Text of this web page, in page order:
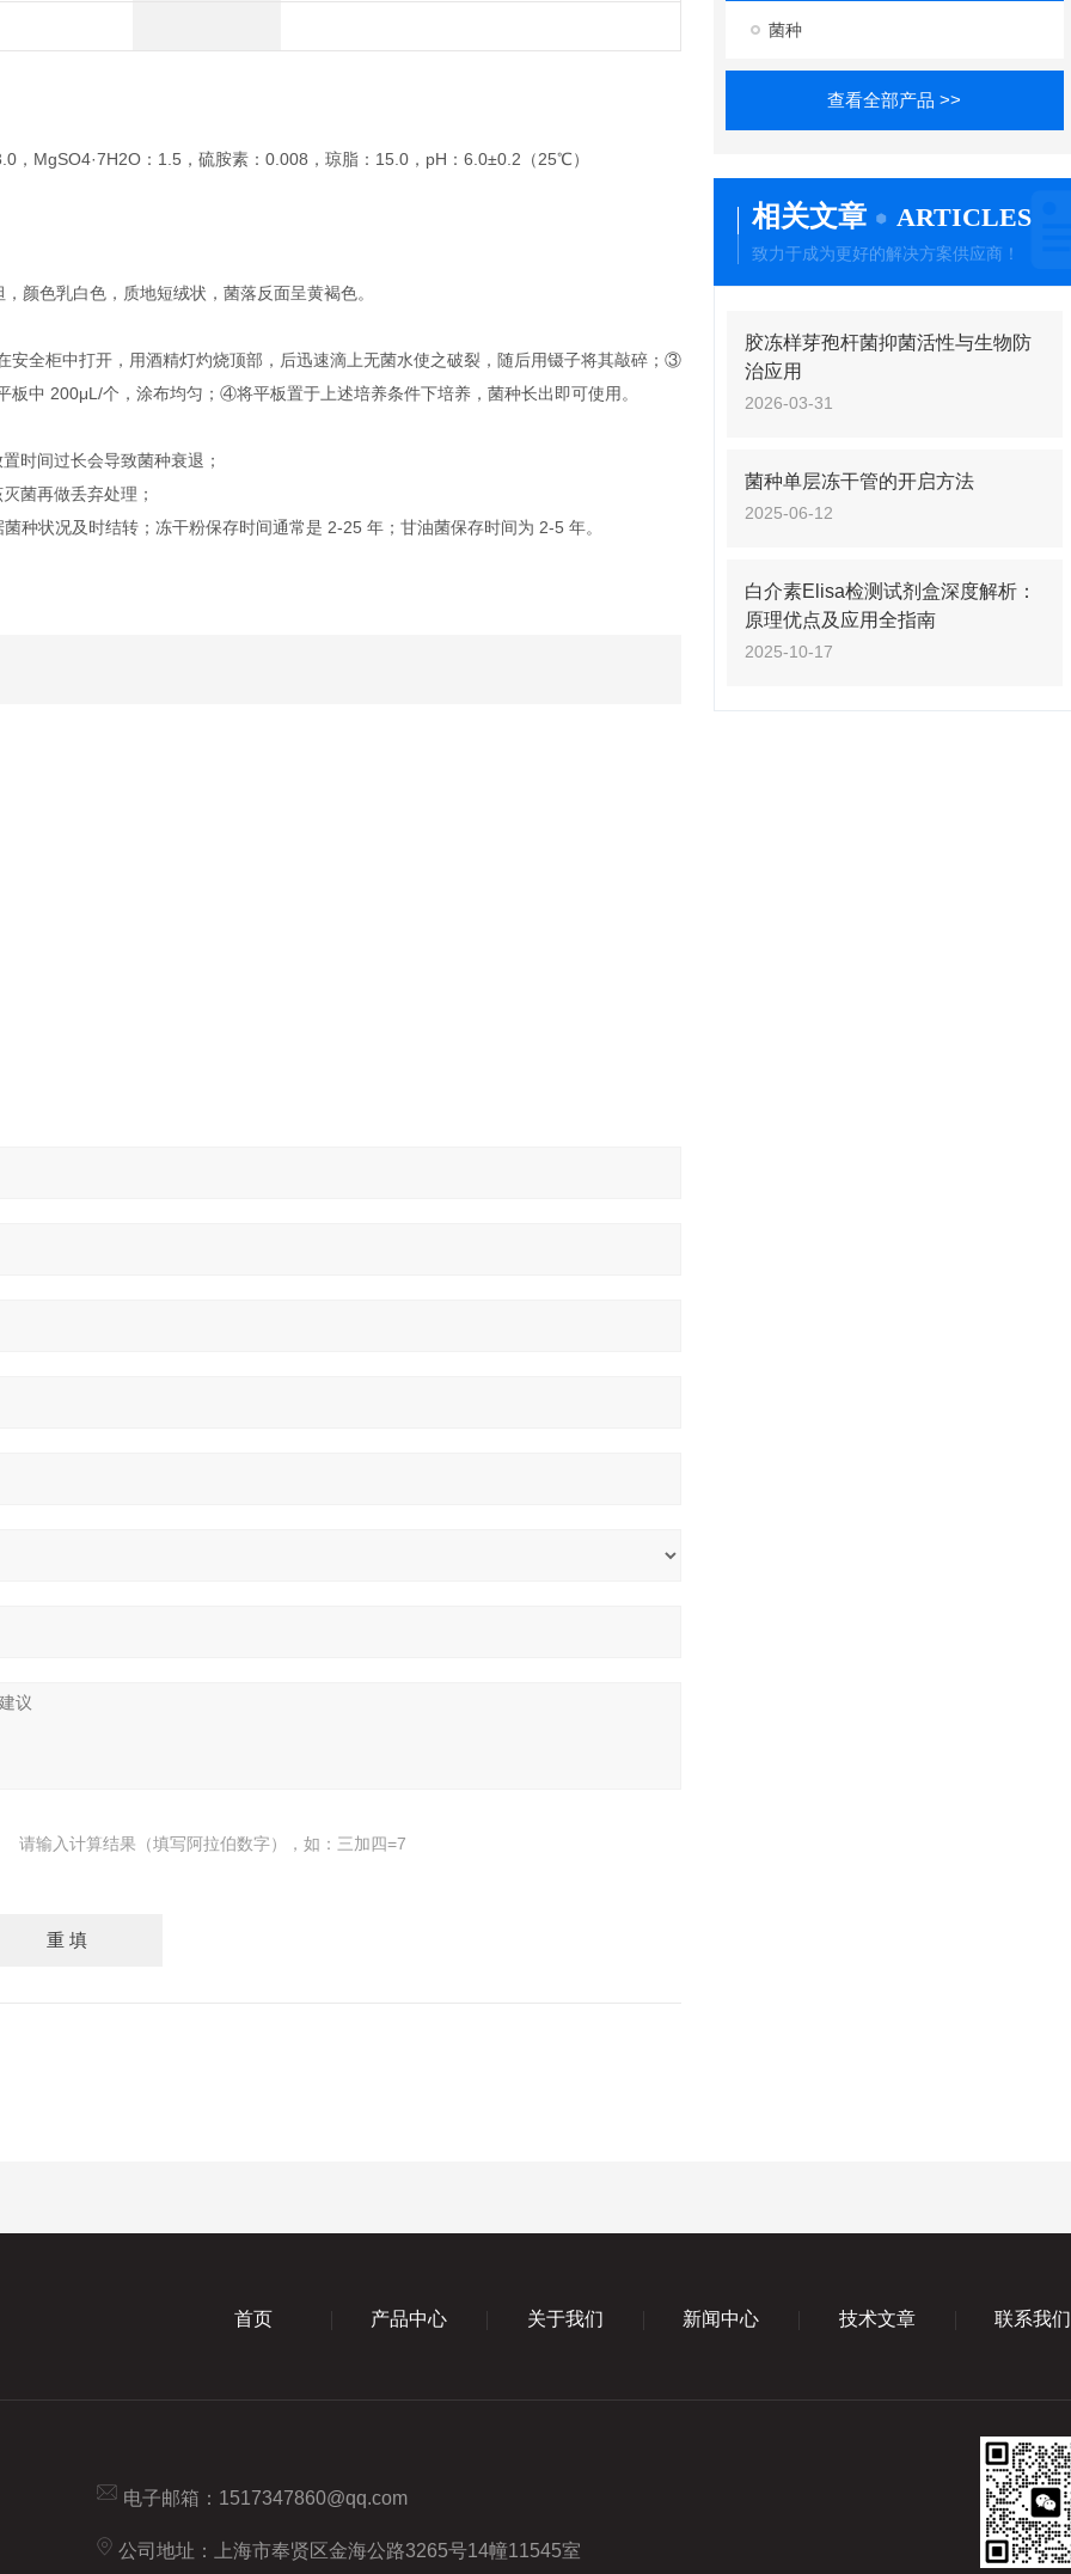
，MgSO4·7H2O：1.5，硫胺素：0.008，琼脂：15.0，pH：6.0±0.2（25℃）
颜色乳白色，质地短绒状，菌落反面呈黄褐色。
全柜中打开，用酒精灯灼烧顶部，后迅速滴上无菌水使之破裂，随后用镊子将其敲碎；③
中 200μL/个，涂布均匀；④将平板置于上述培养条件下培养，菌种长出即可使用。
时间过长会导致菌种衰退；
菌再做丢弃处理；
种状况及时结转；冻干粉保存时间通常是 2-25 年；甘油菌保存时间为 2-5 年。
请输入计算结果（填写阿拉伯数字），如：三加四=7
菌种
查看全部产品 >>
相关文章 ARTICLES
致力于成为更好的解决方案供应商！
胶冻样芽孢杆菌抑菌活性与生物防
治应用
2026-03-31
菌种单层冻干管的开启方法
2025-06-12
白介素Elisa检测试剂盒深度解析：
原理优点及应用全指南
2025-10-17
首页 产品中心 关于我们 新闻中心 技术文章 联系我们
电子邮箱： 1517347860@qq.com
公司地址：上海市奉贤区金海公路3265号14幢11545室